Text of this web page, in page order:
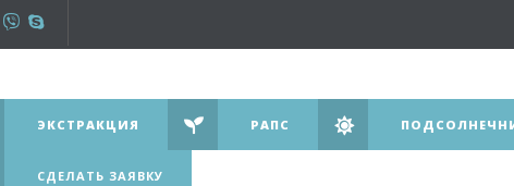
ЭКСТРАКЦИЯ РАПС
СДЕЛАТЬ ЗАЯВКУ